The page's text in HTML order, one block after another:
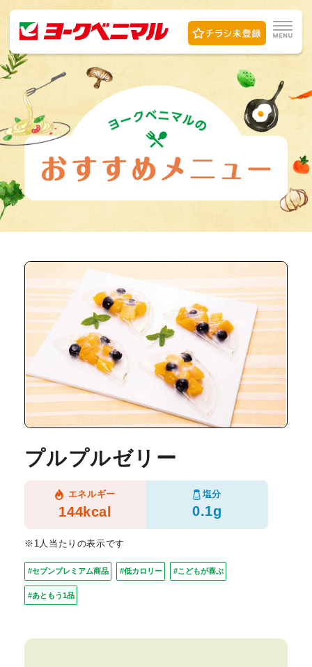
プルプルゼリー
エネルギー
144kcal
塩分
0.1g
※1人当たりの表示です
#セブンプレミアム商品 #低カロリー #こどもが喜ぶ
#あともう1品